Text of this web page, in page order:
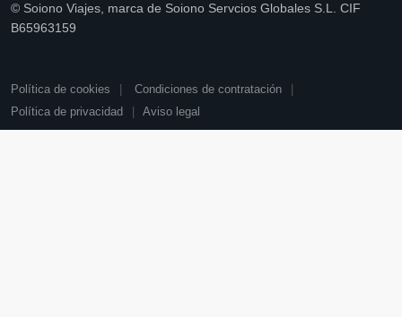
© Soiono Viajes, marca de Soiono Servcios Globales S.L. CIF
B65963159
Política de cookies
Condiciones de contratación
Política de privacidad
Aviso legal